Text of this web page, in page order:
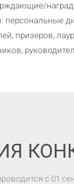
персональные
призеров,
с 01